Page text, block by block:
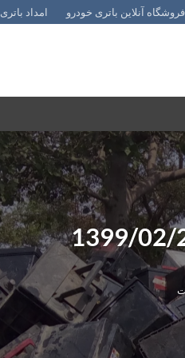
فروشگاه آنلاین باتری خودرو امداد باتری